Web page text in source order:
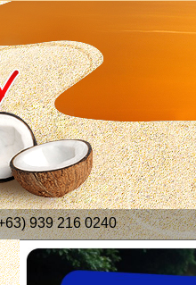
939 216 0240